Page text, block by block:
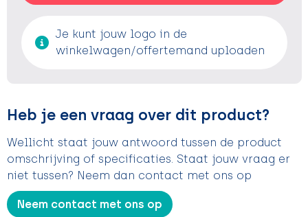
Je kunt jouw logo in de
winkelwagen/offertemand uploaden
Heb je een vraag over dit product?
Wellicht staat jouw antwoord tussen de product
omschrijving of specificaties. Staat jouw vraag er
niet tussen? Neem dan contact met ons op
Neem contact met ons op